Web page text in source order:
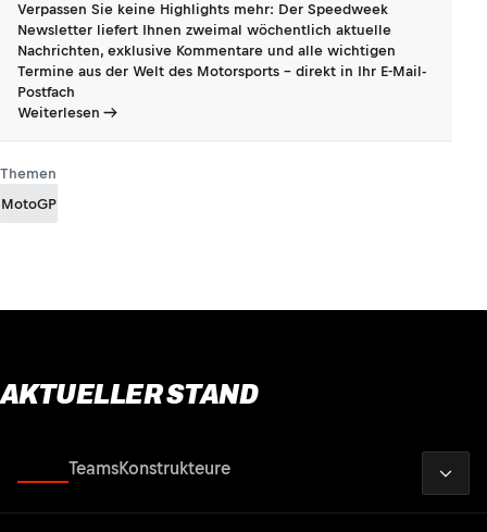
Verpassen Sie keine Highlights mehr: Der Speedweek
Newsletter liefert Ihnen zweimal wöchentlich aktuelle
Nachrichten, exklusive Kommentare und alle wichtigen
Termine aus der Welt des Motorsports - direkt in Ihr E-Mail-
Postfach
Weiterlesen
Themen
MotoGP
AKTUELLER STAND
TeamsKonstrukteure